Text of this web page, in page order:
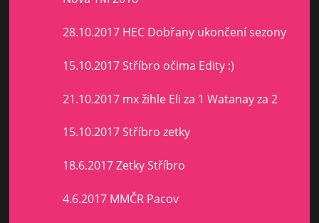
28.10.2017 HEC Dobřany ukončení sezony
15.10.2017 Stříbro očima Edity :)
21.10.2017 mx žihle Eli za 1 Watanay za 2
15.10.2017 Stříbro zetky
18.6.2017 Zetky Stříbro
4.6.2017 MMČR Pacov